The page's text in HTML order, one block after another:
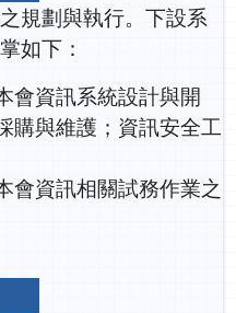
規劃與執行。下設系
如下：
資訊系統設計與開
購與維護；資訊安全工
資訊相關試務作業之